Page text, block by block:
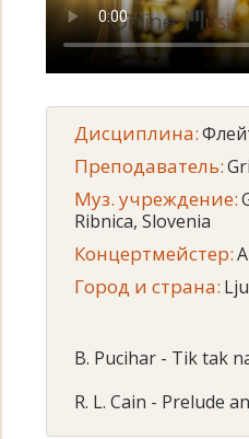
Дисциплина:
Преподаватель:
Муз. учреждение:
Ribnica, Slovenia
Концертмейстер:
Город и страна:
B. Pucihar - Tik tak
R. L. Cain - Prelude